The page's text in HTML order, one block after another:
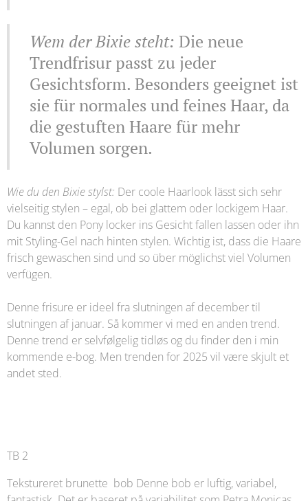
Wem der Bixie steht: Die neue
Trendfrisur passt zu jeder
Gesichtsform. Besonders geeignet ist
sie für normales und feines Haar, da
die gestuften Haare für mehr
Volumen sorgen.
Wie du den Bixie stylst: Der coole Haarlook lässt sich sehr
vielseitig stylen – egal, ob bei glattem oder lockigem Haar.
Du kannst den Pony locker ins Gesicht fallen lassen oder ihn
mit Styling-Gel nach hinten stylen. Wichtig ist, dass die Haare
frisch gewaschen sind und so über möglichst viel Volumen
verfügen.
Denne frisure er ideel fra slutningen af ​​december til
slutningen af ​​januar. Så kommer vi med en anden trend.
Denne trend er selvfølgelig tidløs og du finder den i min
kommende e-bog. Men trenden for 2025 vil være skjult et
andet sted.
TB 2
Tekstureret brunette bob Denne bob er luftig, variabel,